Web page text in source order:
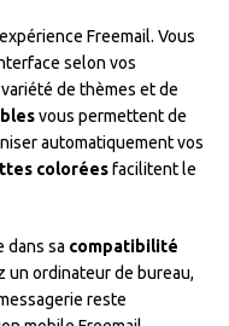
Freemail. Vous
selon vos
de thèmes et de
vous permettent de
automatiquement vos
coloréesfacilitent le
dans sa compatibilité
un ordinateur de bureau,
reste